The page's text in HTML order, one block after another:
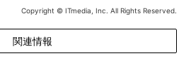
Copyright © ITmedia, Inc. All Rights Reserved.
関連情報